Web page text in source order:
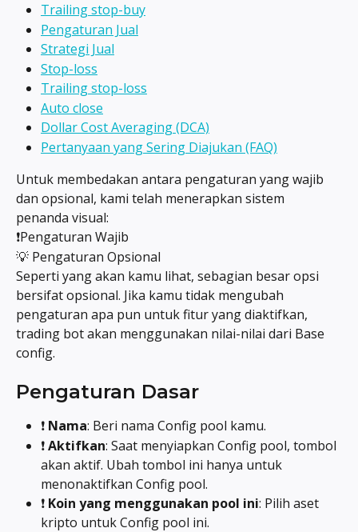
Trailing stop-buy
Pengaturan Jual
Strategi Jual
Stop-loss
Trailing stop-loss
Auto close
Dollar Cost Averaging (DCA)
Pertanyaan yang Sering Diajukan (FAQ)
Untuk membedakan antara pengaturan yang wajib
dan opsional, kami telah menerapkan sistem
penanda visual:
❗Pengaturan Wajib
💡 Pengaturan Opsional
Seperti yang akan kamu lihat, sebagian besar opsi
bersifat opsional. Jika kamu tidak mengubah
pengaturan apa pun untuk fitur yang diaktifkan,
trading bot akan menggunakan nilai-nilai dari Base
config.
Pengaturan Dasar
❗ Nama: Beri nama Config pool kamu.
❗ Aktifkan: Saat menyiapkan Config pool, tombol
akan aktif. Ubah tombol ini hanya untuk
menonaktifkan Config pool.
❗ Koin yang menggunakan pool ini: Pilih aset
kripto untuk Config pool ini.